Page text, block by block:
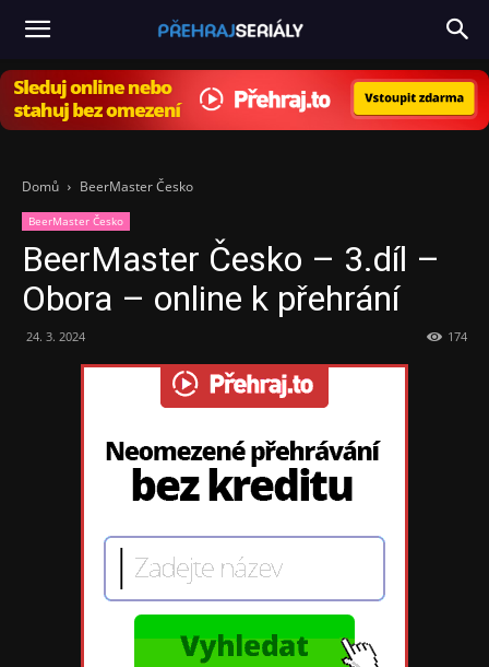
PřehrajSeriály.cz
Domů BeerMaster Česko
BeerMaster Česko
BeerMaster Česko – 3.díl –
Obora – online k přehrání
24. 3. 2024 174